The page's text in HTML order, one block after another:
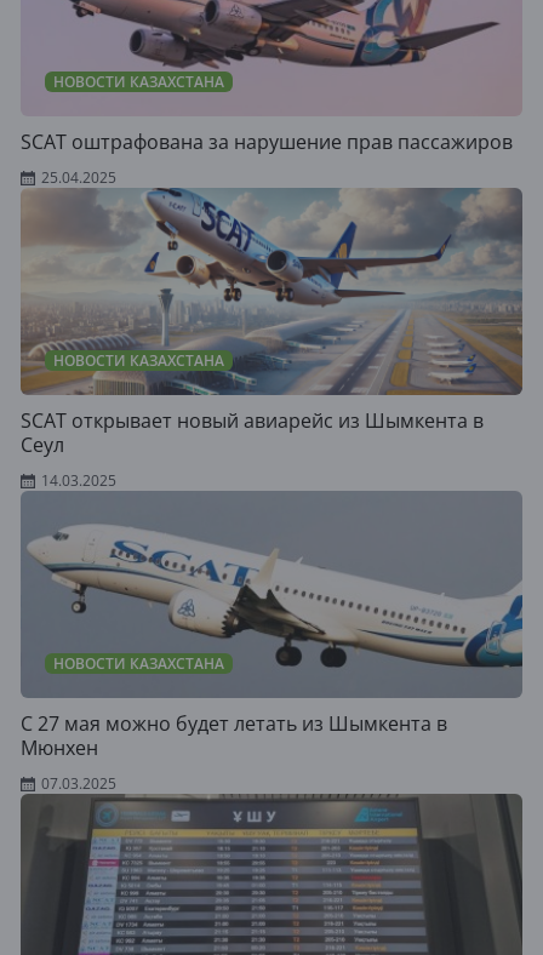
НОВОСТИ КАЗАХСТАНА
SCAT оштрафована за нарушение прав пассажиров
25.04.2025
НОВОСТИ КАЗАХСТАНА
SCAT открывает новый авиарейс из Шымкента в
Сеул
14.03.2025
НОВОСТИ КАЗАХСТАНА
С 27 мая можно будет летать из Шымкента в
Мюнхен
07.03.2025